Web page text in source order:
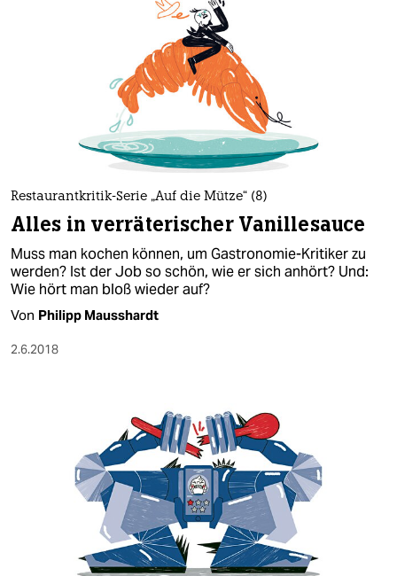
Restaurantkritik-Serie „Auf die Mütze“ (8)
Alles in verräterischer Vanillesauce
Muss man kochen können, um Gastronomie-Kritiker zu
werden? Ist der Job so schön, wie er sich anhört? Und:
Wie hört man bloß wieder auf?
Von Philipp Mausshardt
2.6.2018